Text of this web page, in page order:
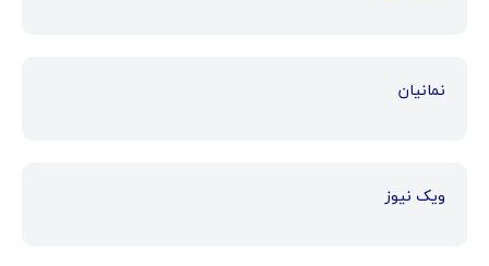
نمانیان
ویک نیوز